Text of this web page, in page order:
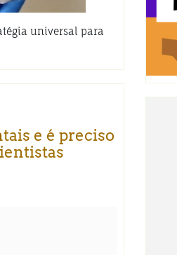
universal para
e é preciso